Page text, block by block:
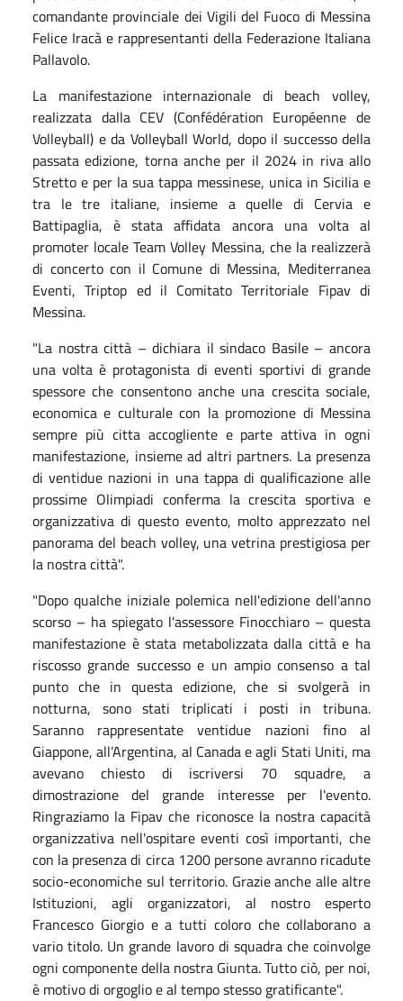
comandante provinciale dei Vigili del Fuoco di Messina
Felice Iracà e rappresentanti della Federazione Italiana
Pallavolo.
La manifestazione internazionale di beach volley,
realizzata dalla CEV (Confédération Européenne de
Volleyball) e da Volleyball World, dopo il successo della
passata edizione, torna anche per il 2024 in riva allo
Stretto e per la sua tappa messinese, unica in Sicilia e
tra le tre italiane, insieme a quelle di Cervia e
Battipaglia, è stata affidata ancora una volta al
promoter locale Team Volley Messina, che la realizzerà
di concerto con il Comune di Messina, Mediterranea
Eventi, Triptop ed il Comitato Territoriale Fipav di
Messina.
"La nostra città – dichiara il sindaco Basile – ancora
una volta è protagonista di eventi sportivi di grande
spessore che consentono anche una crescita sociale,
economica e culturale con la promozione di Messina
sempre più citta accogliente e parte attiva in ogni
manifestazione, insieme ad altri partners. La presenza
di ventidue nazioni in una tappa di qualificazione alle
prossime Olimpiadi conferma la crescita sportiva e
organizzativa di questo evento, molto apprezzato nel
panorama del beach volley, una vetrina prestigiosa per
la nostra città".
"Dopo qualche iniziale polemica nell'edizione dell'anno
scorso – ha spiegato l'assessore Finocchiaro – questa
manifestazione è stata metabolizzata dalla città e ha
riscosso grande successo e un ampio consenso a tal
punto che in questa edizione, che si svolgerà in
notturna, sono stati triplicati i posti in tribuna.
Saranno rappresentate ventidue nazioni fino al
Giappone, all’Argentina, al Canada e agli Stati Uniti, ma
avevano chiesto di iscriversi 70 squadre, a
dimostrazione del grande interesse per l'evento.
Ringraziamo la Fipav che riconosce la nostra capacità
organizzativa nell'ospitare eventi così importanti, che
con la presenza di circa 1200 persone avranno ricadute
socio-economiche sul territorio. Grazie anche alle altre
Istituzioni, agli organizzatori, al nostro esperto
Francesco Giorgio e a tutti coloro che collaborano a
vario titolo. Un grande lavoro di squadra che coinvolge
ogni componente della nostra Giunta. Tutto ciò, per noi,
è motivo di orgoglio e al tempo stesso gratificante".